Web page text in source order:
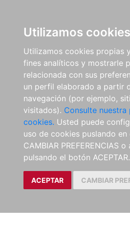
Utilizamos cookies
Utilizamos cookies propias
fines analíticos y mostrarle
relacionada con sus
un perfil elaborado a partir
navegación (por ejemplo,
visitados). Consulte
cookies. Usted puede
uso de cookies puslando en
CAMBIAR PREFERENCIAS
pulsando el botón ACEPTAR.
ACEPTAR CAMBIAR